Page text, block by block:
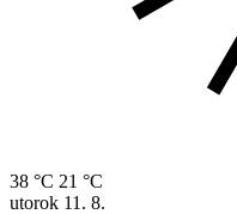
38 °C 21 °C
utorok 11. 8.